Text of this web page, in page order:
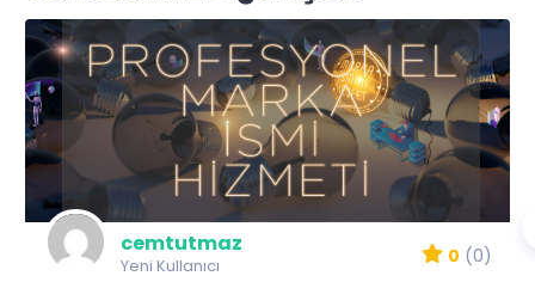
cemtutmaz
Yeni Kullanıcı 0 (0)